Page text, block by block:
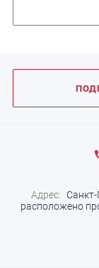
Адрес:
Санкт-
расположено